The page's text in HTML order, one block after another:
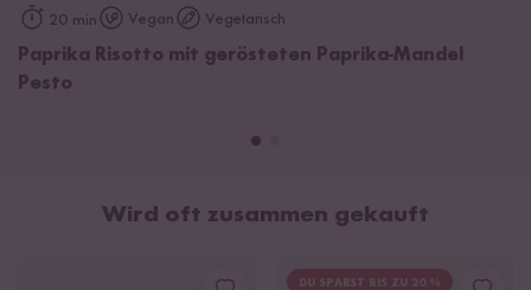
20 min Vegan Vegetarisch
Paprika Risotto mit gerösteten Paprika-Mandel
Pesto
Wird oft zusammen gekauft
DU SPARST BIS ZU 20 %